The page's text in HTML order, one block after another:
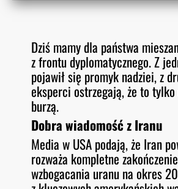
Dziś mamy dla państwa
z frontu dyplomatycznego. Z
pojawił się promyk nadziei, z
eksperci ostrzegają, że to
burzą.
Dobra wiadomość z Iranu
Media w USA podają, że Iran
rozważa kompletne
wzbogacania uranu na okres